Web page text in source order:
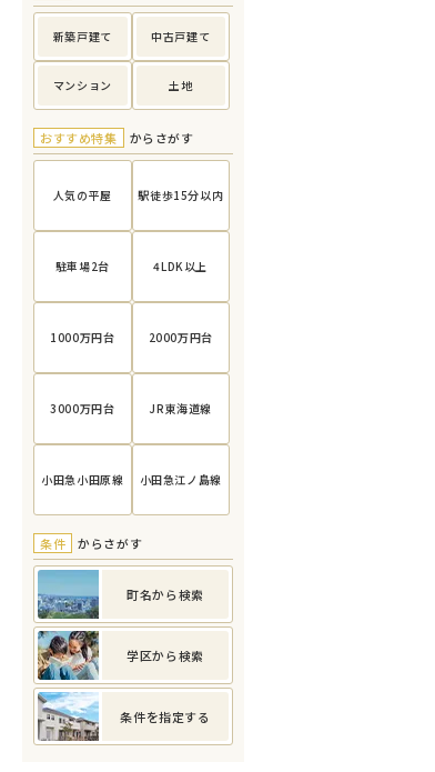
新築戸建て 中古戸建て
マンション 土地
おすすめ特集 からさがす
人気の平屋 駅徒歩15分以内
駐車場2台 4LDK以上
1000万円台 2000万円台
3000万円台 JR東海道線
小田急小田原線 小田急江ノ島線
条件 からさがす
町名から検索
学区から検索
条件を指定する